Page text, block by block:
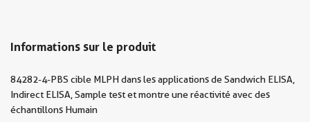
Informations sur le produit
84282-4-PBS cible MLPH dans les applications de Sandwich ELISA,
Indirect ELISA, Sample test et montre une réactivité avec des
échantillons Humain